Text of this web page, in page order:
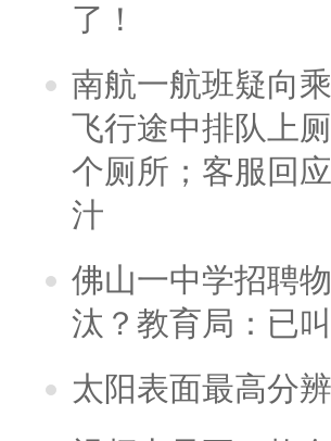
了！
南航一航班疑向
飞行途中排队上
个厕所；客服回
汁
佛山一中学招聘
汰？教育局：已
太阳表面最高分